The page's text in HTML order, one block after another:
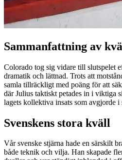
Sammanfattning av
Colorado tog sig vidare till slutspelet
dramatik och lättnad. Trots att
samla tillräckligt med poäng för att
där Julius taktiskt petades in i viktiga
lagets kollektiva insats som avgjorde i
Svenskens stora kväll
Vår svenske stjärna hade en särskilt
både teknik och vilja. Han skapade